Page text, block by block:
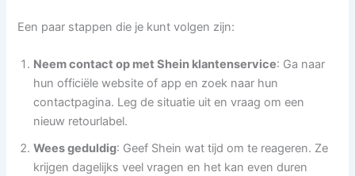
Een paar stappen die je kunt volgen zijn:
Neem contact op met Shein klantenservice: Ga naar
hun officiële website of app en zoek naar hun
contactpagina. Leg de situatie uit en vraag om een
nieuw retourlabel.
Wees geduldig: Geef Shein wat tijd om te reageren. Ze
krijgen dagelijks veel vragen en het kan even duren